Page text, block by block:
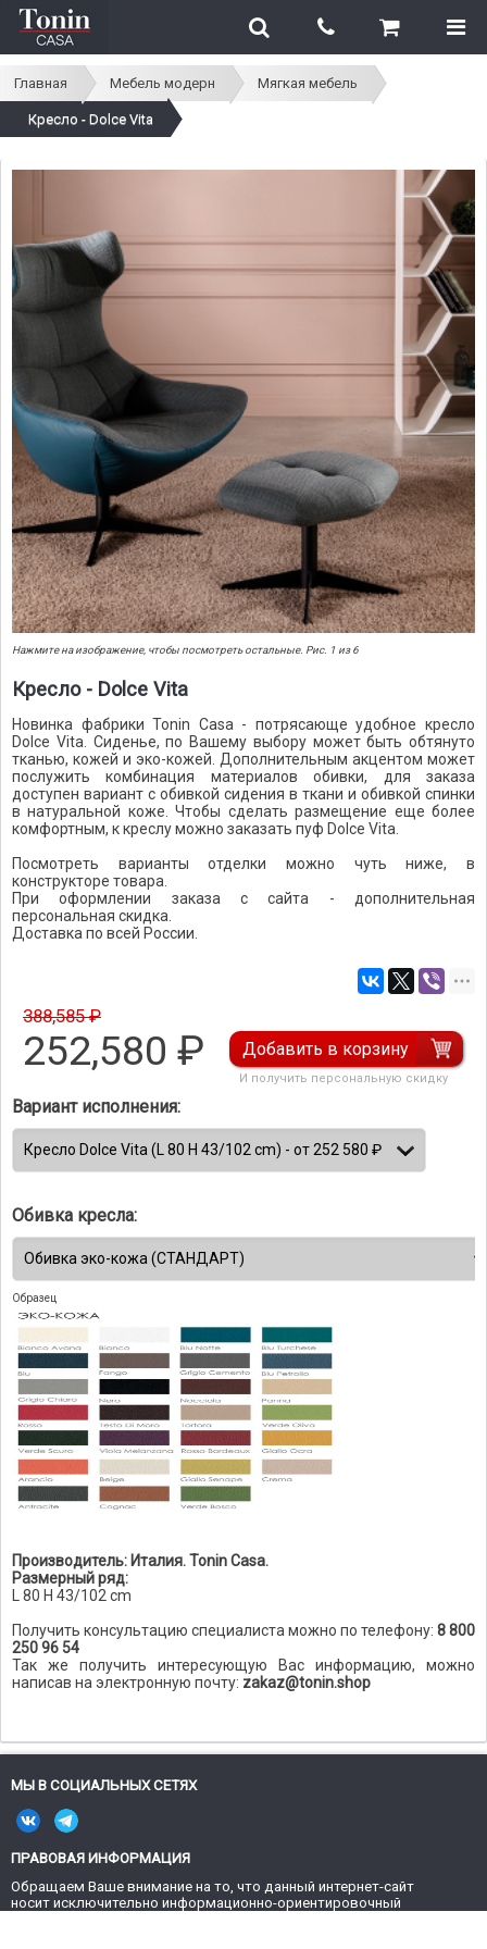
Главная Мебель модерн Мягкая мебель
Кресло - Dolce Vita
Нажмите на изображение, чтобы посмотреть остальные. Рис. 1 из 6
Кресло - Dolce Vita
Новинка фабрики Tonin Casa - потрясающе удобное кресло
Dolce Vita. Сиденье, по Вашему выбору может быть обтянуто
тканью, кожей и эко-кожей. Дополнительным акцентом может
послужить комбинация материалов обивки, для заказа
доступен вариант с обивкой сидения в ткани и обивкой спинки
в натуральной коже. Чтобы сделать размещение еще более
комфортным, к креслу можно заказать пуф Dolce Vita.
Посмотреть варианты отделки можно чуть ниже, в
конструкторе товара.
При оформлении заказа с сайта - дополнительная
персональная скидка.
Доставка по всей России.
388,585 ₽
252,580 ₽ Добавить в корзину
И получить персональную скидку
Вариант исполнения:
Обивка кресла:
Образец
Производитель: Италия. Tonin Casa.
Размерный ряд:
L 80 H 43/102 cm
Получить консультацию специалиста можно по телефону: 8 800
250 96 54
Так же получить интересующую Вас информацию, можно
написав на электронную почту: zakaz@tonin.shop
МЫ В СОЦИАЛЬНЫХ СЕТЯХ
ПРАВОВАЯ ИНФОРМАЦИЯ
Обращаем Ваше внимание на то, что данный интернет-сайт
носит исключительно информационно-ориентировочный